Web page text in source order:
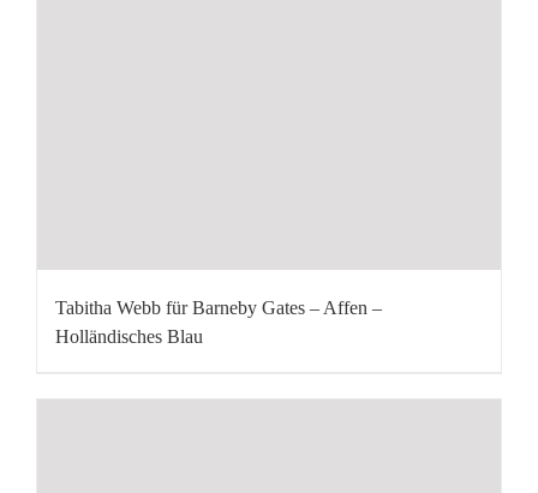
Tabitha Webb für Barneby Gates – Affen –
Holländisches Blau